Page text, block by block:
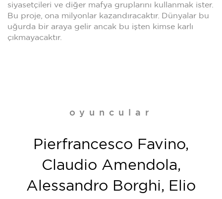
siyasetçileri ve diğer mafya gruplarını kullanmak ister.
Bu proje, ona milyonlar kazandıracaktır. Dünyalar bu
uğurda bir araya gelir ancak bu işten kimse karlı
çıkmayacaktır.
oyuncular
Pierfrancesco Favino,
Claudio Amendola,
Alessandro Borghi, Elio